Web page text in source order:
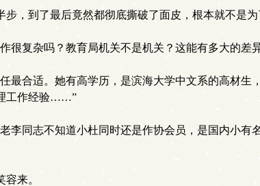
，到了最后竟然都彻底撕破了面皮，根本就不是为
很复杂吗？教育局机关不是机关？这能有多大的差
最合适。她有高学历，是滨海大学中文系的高材
工作经验……”
李同志不知道小杜同时还是作协会员，是国内小
来。